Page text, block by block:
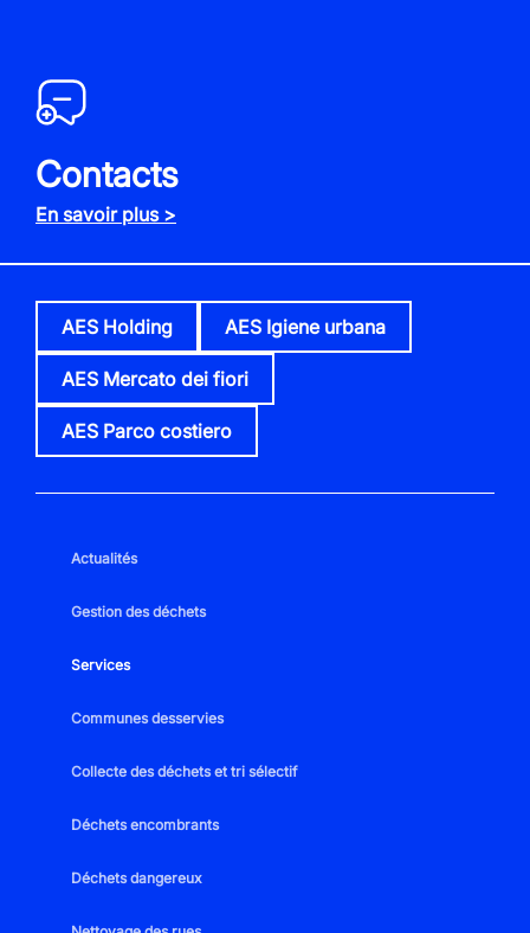
Contacts
En savoir plus >
AES Holding AES Igiene urbana
AES Mercato dei fiori
AES Parco costiero
Actualités
Gestion des déchets
Services
Communes desservies
Collecte des déchets et tri sélectif
Déchets encombrants
Déchets dangereux